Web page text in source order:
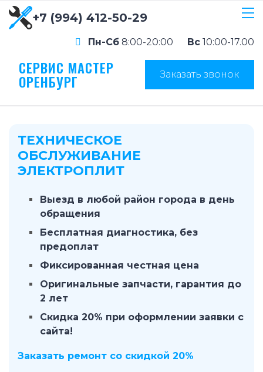
+7 (994) 412-50-29
Пн-Сб 8:00-20:00 Вс 10:00-17.00
СЕРВИС МАСТЕР
ОРЕНБУРГ Заказать звонок
ТЕХНИЧЕСКОЕ
ОБСЛУЖИВАНИЕ
ЭЛЕКТРОПЛИТ
Выезд в любой район города в день
обращения
Бесплатная диагностика, без
предоплат
Фиксированная честная цена
Оригинальные запчасти, гарантия до
2 лет
Скидка 20% при оформлении заявки с
сайта!
Заказать ремонт со скидкой 20%